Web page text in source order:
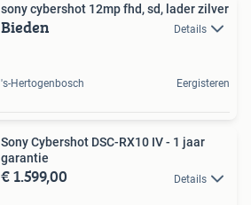
sony cybershot 12mp fhd, sd, lader zilver
Bieden Details
's-Hertogenbosch Eergisteren
Sony Cybershot DSC-RX10 IV - 1 jaar
garantie
€ 1.599,00 Details